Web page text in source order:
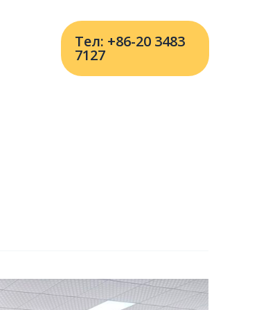
Тел: +86-20 3483
7127